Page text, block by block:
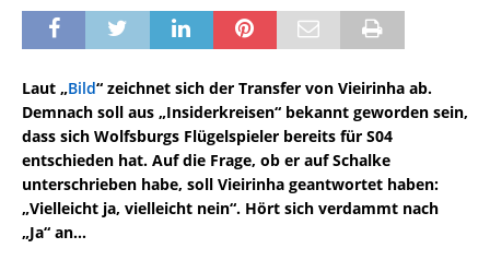
Laut „Bild“ zeichnet sich der Transfer von Vieirinha ab.
Demnach soll aus „Insiderkreisen“ bekannt geworden sein,
dass sich Wolfsburgs Flügelspieler bereits für S04
entschieden hat. Auf die Frage, ob er auf Schalke
unterschrieben habe, soll Vieirinha geantwortet haben:
„Vielleicht ja, vielleicht nein“. Hört sich verdammt nach
„Ja“ an…